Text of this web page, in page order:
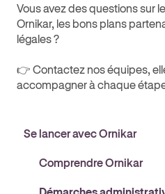
Vous avez des questions sur
Ornikar, les bons plans
légales ?
👉 Contactez nos équipes,
accompagner à chaque
Se lancer avec Ornikar
Comprendre Ornikar